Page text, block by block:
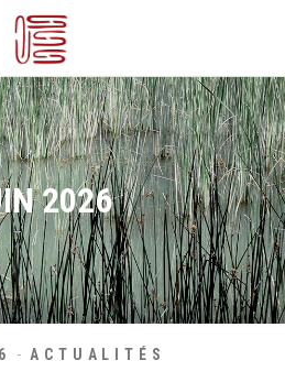
2026
ACTUALITÉS